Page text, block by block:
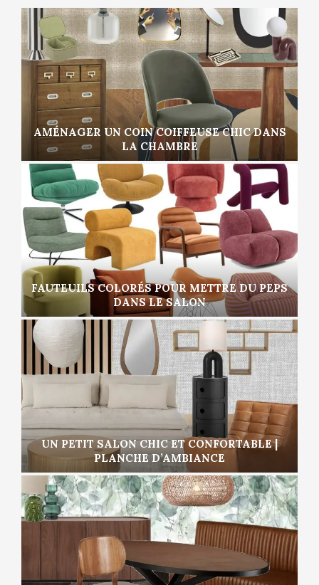
AMÉNAGER UN COIN COIFFEUSE CHIC DANS
LA CHAMBRE
FAUTEUILS COLORÉS POUR METTRE DU PEPS
DANS LE SALON
UN PETIT SALON CHIC ET CONFORTABLE |
PLANCHE D’AMBIANCE